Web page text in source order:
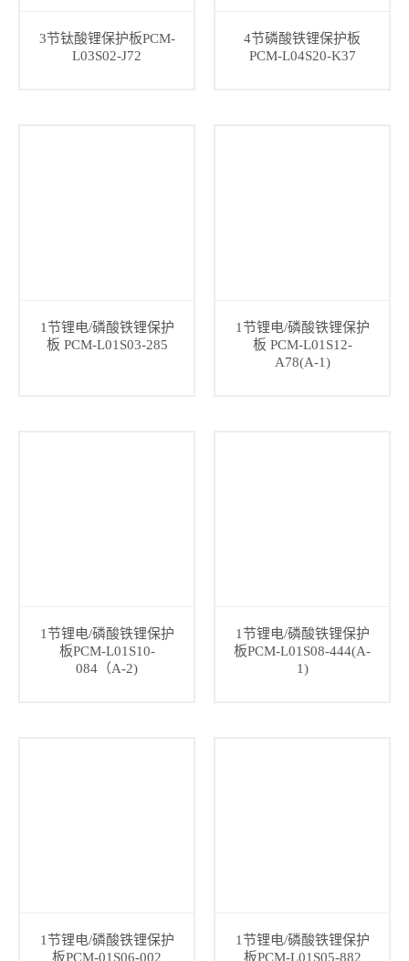
3节钛酸锂保护板PCM-
L03S02-J72
4节磷酸铁锂保护板
PCM-L04S20-K37
1节锂电/磷酸铁锂保护
板 PCM-L01S03-285
1节锂电/磷酸铁锂保护
板 PCM-L01S12-
A78(A-1)
1节锂电/磷酸铁锂保护
板PCM-L01S10-
084（A-2)
1节锂电/磷酸铁锂保护
板PCM-L01S08-444(A-
1)
1节锂电/磷酸铁锂保护
板PCM-01S06-002
1节锂电/磷酸铁锂保护
板PCM-L01S05-882